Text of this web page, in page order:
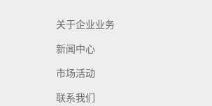
关于企业业务
新闻中心
市场活动
联系我们